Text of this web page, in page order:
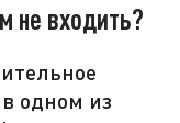
не входить?
одном из